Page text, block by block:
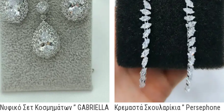
Νυφικό Σετ Κοσμημάτων ” GABRIELLA
Κρεμαστά Σκουλαρίκια ” Persephone